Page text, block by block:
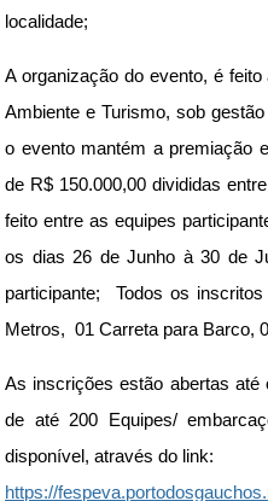
localidade;
A organização do evento, é
Ambiente e Turismo, sob
o evento mantém a premiação
de R$ 150.000,00 divididas
feito entre as equipes
os dias 26 de Junho à 30 de
participante;  Todos os
Metros,  01 Carreta para Barco,
As inscrições estão abertas
de até 200 Equipes/
disponível, através do link:
https://